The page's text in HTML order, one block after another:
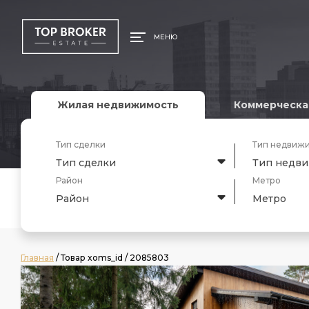
МЕНЮ
Жилая недвижимость
Тип сделки
Тип сделки
Тип
Тип
Район
Район
Метро
Метро
Главная / Товар xoms_id / 2085803